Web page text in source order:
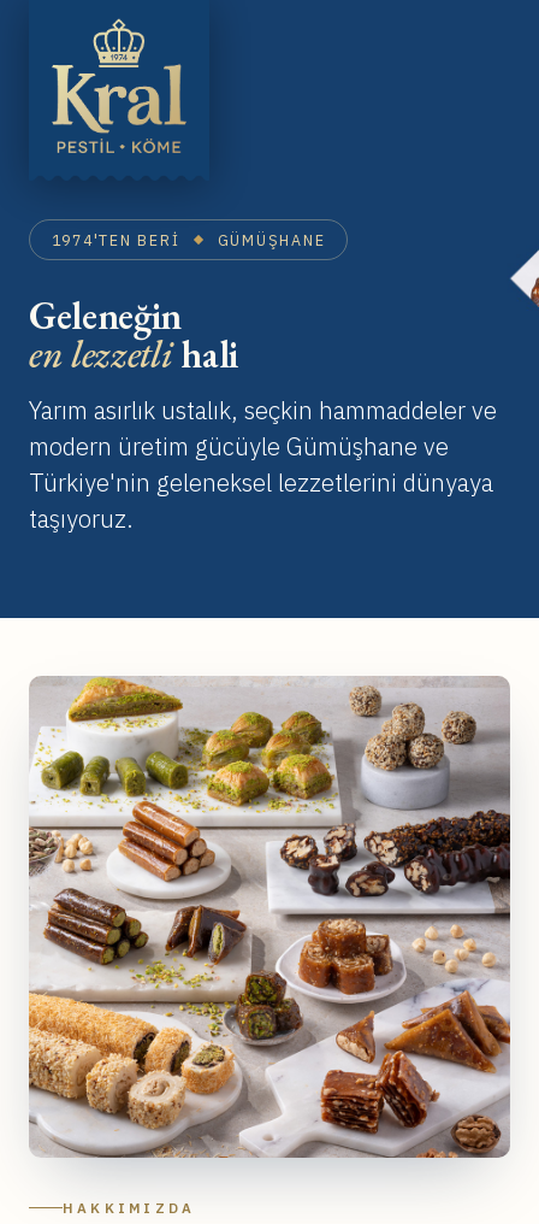
1974'TEN BERI GÜMÜŞHANE
Geleneğin
en lezzetlihali
Yarım asırlık ustalık, seçkin hammaddeler ve
modern üretim gücüyle Gümüşhane ve
Türkiye'nin geleneksel lezzetlerini dünyaya
taşıyoruz.
HAKKIMIZDA